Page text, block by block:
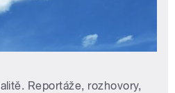
Reportáže, rozhovory,